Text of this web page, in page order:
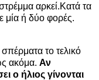
αρκεί.Κατά τα
μία ή δύο φορές.
το τελικό
ακόμα. Αν
ο ήλιος γίνονται